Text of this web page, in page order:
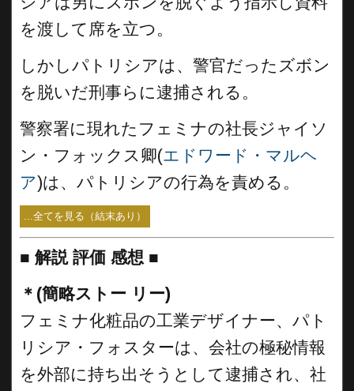
を渡して席を立つ。
しかしパトリシアは、警官だったズボン
を脱いだ刑事らに逮捕される。
警察署に現れたフェミナの社長ジャイソ
ン・フォックス卿(エドワード・マルヘ
ア)は、パトリシアの行為を責める。
...全てを見る（結末あり）
■ 解説 評価 感想 ■
＊(簡略ストー リー)
フェミナ化粧品の工業デザイナー、パト
リシア・フォスターは、会社の極秘情報
を外部に持ち出そうとして逮捕され、社